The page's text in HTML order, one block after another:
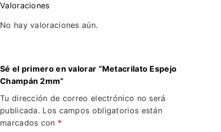
Valoraciones
No hay valoraciones aún.
Sé el primero en valorar “Metacrilato Espejo
Champán 2mm”
Tu dirección de correo electrónico no será
publicada. Los campos obligatorios están
marcados con *